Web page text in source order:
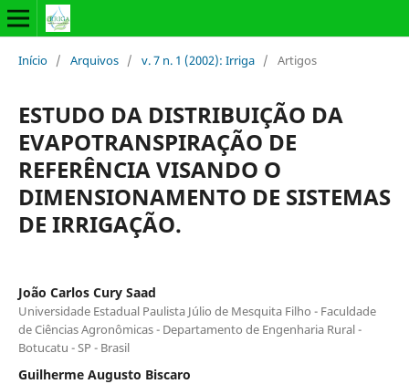
Início / Arquivos / v. 7 n. 1 (2002): Irriga / Artigos
ESTUDO DA DISTRIBUIÇÃO DA
EVAPOTRANSPIRAÇÃO DE
REFERÊNCIA VISANDO O
DIMENSIONAMENTO DE SISTEMAS
DE IRRIGAÇÃO.
João Carlos Cury Saad
Universidade Estadual Paulista Júlio de Mesquita Filho - Faculdade
de Ciências Agronômicas - Departamento de Engenharia Rural -
Botucatu - SP - Brasil
Guilherme Augusto Biscaro